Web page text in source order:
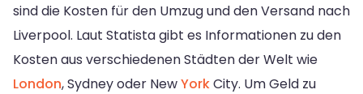
sind die Kosten für den Umzug und den Versand nach
Liverpool. Laut Statista gibt es Informationen zu den
Kosten aus verschiedenen Städten der Welt wie
London, Sydney oder NewYorkCity. Um Geld zu